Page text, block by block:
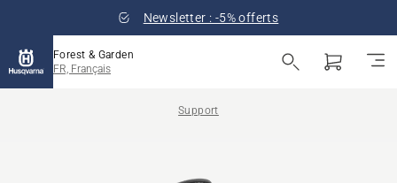
Newsletter : -5% offerts
Forest & Garden
FR, Français
Support